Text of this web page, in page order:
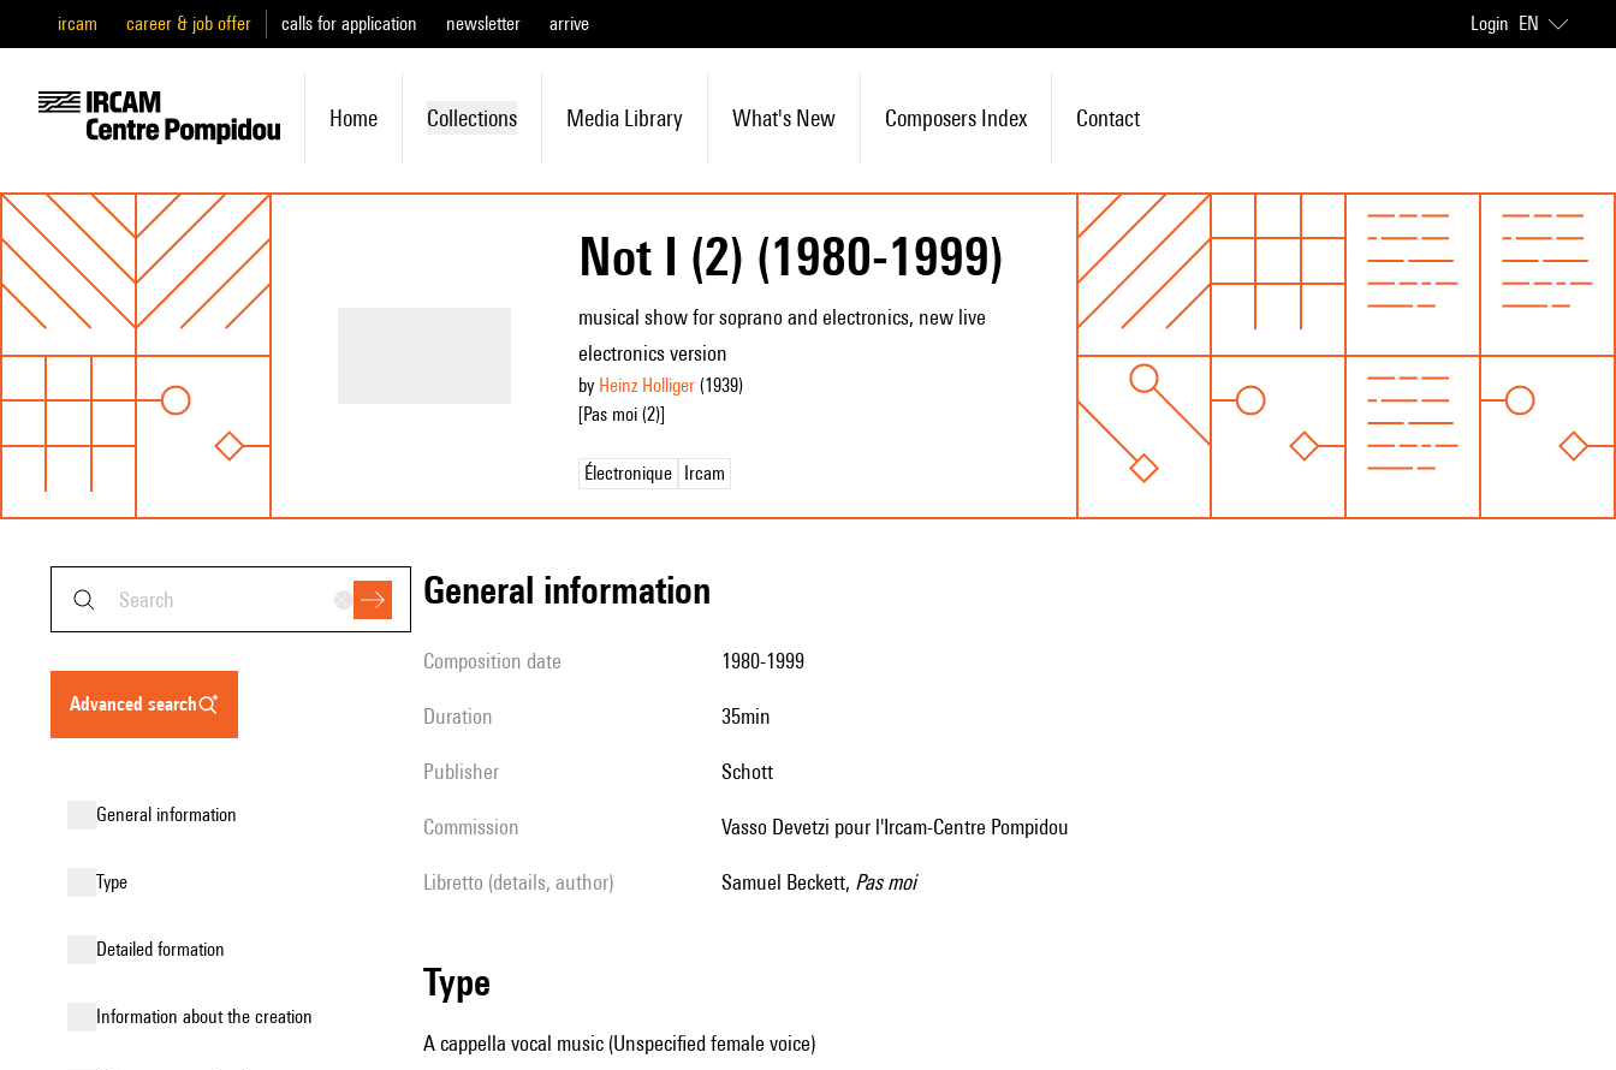
ircam career & job offer calls for application newsletter arrive Login EN
Home Collections Media Library What's New Composers Index Contact
Not I (2) (1980-1999)
musical show for soprano and electronics, new live
electronics version
by Heinz Holliger(1939)
[Pas moi (2)]
Électronique Ircam
advanced search
general information
type
detailed formation
information about the creation
general information
composition date 1980-1999
duration 35min
publisher Schott
Commission Vasso Devetzi pour l'Ircam-Centre Pompidou
Libretto (details, author) Samuel Beckett, Pas moi
type
A cappella vocal music (Unspecified female voice)